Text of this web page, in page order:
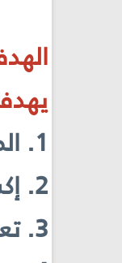
1. المحافظة على المظهر الكشفي اللائق، والنظافة الصحية طوال مدة الإقامة في المخيم.
2. إكساب الفرد وتعويده على النظام والانضباطية، وبعض العادات الصحية السليمة.
3. تعزيز الهوية الكشفية للفرد، لِكَون "الكشّاف نظيف".